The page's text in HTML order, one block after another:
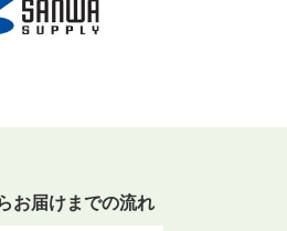
お届けまでの流れ